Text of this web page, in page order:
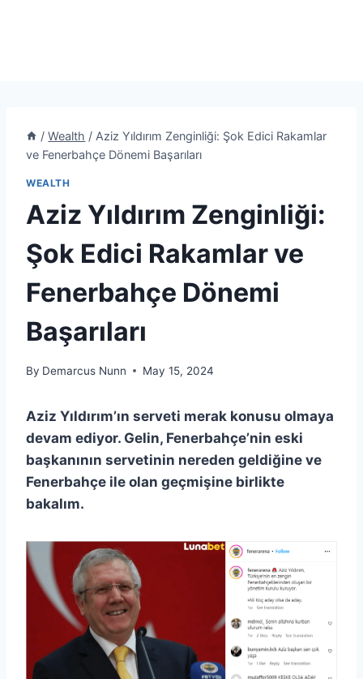
/ Wealth / Aziz Yıldırım Zenginliği: Şok Edici Rakamlar
ve Fenerbahçe Dönemi Başarıları
WEALTH
Aziz Yıldırım Zenginliği:
Şok Edici Rakamlar ve
Fenerbahçe Dönemi
Başarıları
By Demarcus Nunn May 15, 2024
Aziz Yıldırım’ın serveti merak konusu olmaya
devam ediyor. Gelin, Fenerbahçe’nin eski
başkanının servetinin nereden geldiğine ve
Fenerbahçe ile olan geçmişine birlikte
bakalım.